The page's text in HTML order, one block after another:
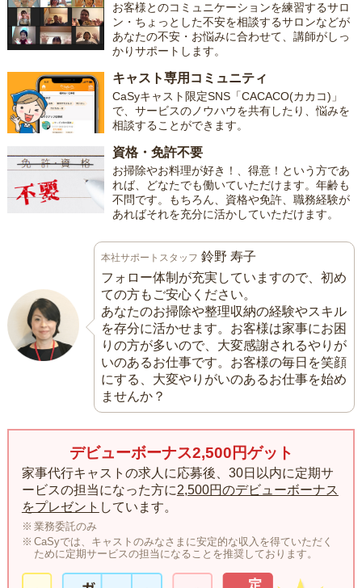
お客様とのコミュニケーションを練習するサロ
ン・ちょっとした不安を相談するサロンなどが
あなたの不安・お悩みに合わせて、講師がしっ
かりサポートします。
キャスト専用コミュニティ
CaSyキャスト限定SNS「CACACO(カカコ)」
で、サービスのノウハウを共有したり、悩みを
相談することができます。
資格・免許不要
お掃除やお料理が好き！、得意！という方であ
れば、どなたでも働いていただけます。年齢も
不問です。もちろん、資格や免許、職務経験が
あればそれを充分に活かしていただけます。
本社サポートスタッフ 鈴野 寿子
フォロー体制が充実していますので、初め
ての方もご安心ください。
あなたのお掃除や整理収納の経験やスキル
を存分に活かせます。お客様は家事にお困
りの方が多いので、大変感謝されるやりが
いのあるお仕事です。お客様の毎日を笑顔
にする、大変やりがいのあるお仕事を始め
ませんか？
デビューボーナス2,500円ゲット
家事代行キャストの求人に応募後、30日以内に定期サ
ービスの担当になった方に2,500円のデビューボーナス
をプレゼント しています。
業務委託のみ
CaSyでは、キャストのみなさまに安定的な収入を得ていただく
ために定期サービスの担当になることを推奨しております。